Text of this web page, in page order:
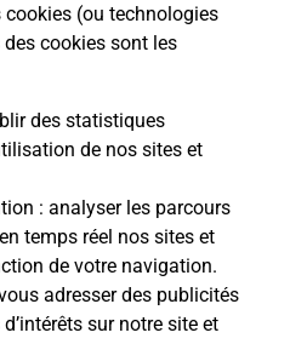
cookies (ou technologies
cookies sont les
des statistiques
de nos sites et
: analyser les parcours
temps réel nos sites et
de votre navigation.
adresser des publicités
sur notre site et
courriersamedià 09h00